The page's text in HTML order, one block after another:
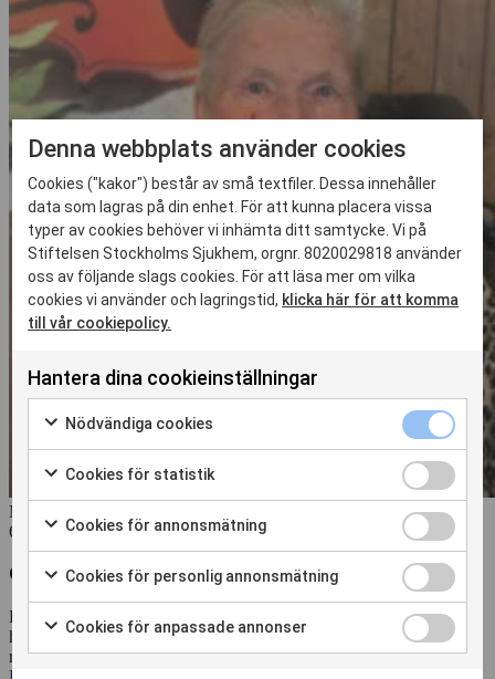
Nyhet
6 aug. 2026
Gunne-May berättar om att bo på Nyckelharpan
En ridolycka satte plötsligt stopp för Charlottas vardag. Under en
hoppträning kastades hon av hästen och bröt nyckelbenet, flera
revben och fick en punkterad lunga.
Denna webbplats använder cookies
Cookies ("kakor") består av små textfiler. Dessa innehåller
data som lagras på din enhet. För att kunna placera vissa
typer av cookies behöver vi inhämta ditt samtycke. Vi på
Stiftelsen Stockholms Sjukhem, orgnr. 8020029818 använder
oss av följande slags cookies. För att läsa mer om vilka
cookies vi använder och lagringstid, klicka här för att komma
till vår cookiepolicy.
Hantera dina cookieinställningar
Nödvändiga cookies
Markera
för
samtycka
till
användning
av
Nödvändiga
cookies
kryssruta
Cookies för statistik
Markera
för
samtycka
till
användning
av
Cookies
för
statistik
kryssruta
Cookies för annonsmätning
Markera
för
samtycka
till
användning
Cookies
för
kryssruta
Cookies för personlig annonsmätning
Markera
för
samtycka
Cookies
för
personlig
kryssruta
Cookies för anpassade annonser
Markera
Cookies
för